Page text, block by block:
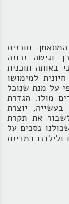
תוכנית
וגישה נכונה
באותה תוכנית
למימושו
על מנת שנוכל
מולו. הגדרת
יוצרת
את תקרת
נסכים על
במדינת